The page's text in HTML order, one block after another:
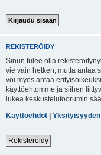
REKISTERÖIDY
Sinun tulee olla
vie vain hetken, mutta antaa
voi myös antaa
käyttöehtomme ja siihen
lukea keskustelufoorumin
Käyttöehdot | Yksityisyyden
Rekisteröidy